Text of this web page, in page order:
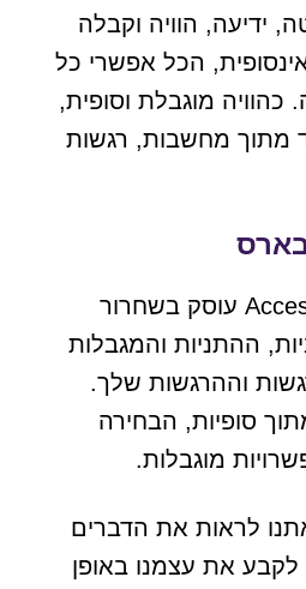
ידיעה, הוויה וקבלה
אינסופית, הכל אפשרי כל
כהוויה מוגבלת וסופית,
מתוך מחשבות, רגשות
Access Consciousness עוסק בשחרור
ההתניות והמגבלות
וההרגשות שלך.
סופיות, הבחירה
מוגבלות.
לראות את הדברים
את עצמנו באופן